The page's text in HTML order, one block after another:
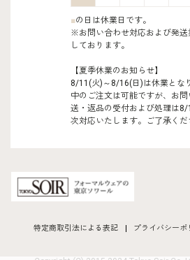
■の日は休業日です。
※お問い合わせ対応および発送
しております。
【夏季休業のお知らせ】
8/11(火)～8/16(日)は休業とな
中のご注文は可能ですが、お
送・返品の受付および処理は
次対応いたします。ご了承くだ
特定商取引法による表記 プライバシーポ